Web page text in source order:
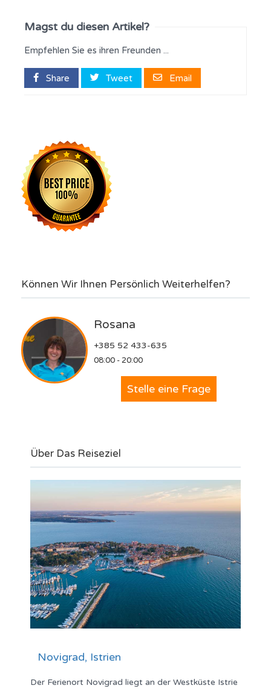
Magst du diesen Artikel?
Empfehlen Sie es ihren Freunden ...
Share Tweet Email
Können Wir Ihnen Persönlich Weiterhelfen?
Rosana
+385 52 433-635
08:00 - 20:00
Stelle eine Frage
Über Das Reiseziel
Novigrad, Istrien
Der Ferienort Novigrad liegt an der Westküste Istrie